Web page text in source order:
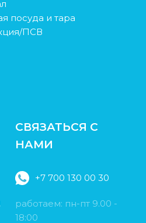
посуда и тара
ПСВ
СВЯЗАТЬСЯ С
НАМИ
+7 700 130 00 30
работаем: пн-пт 9.00 -
18:00